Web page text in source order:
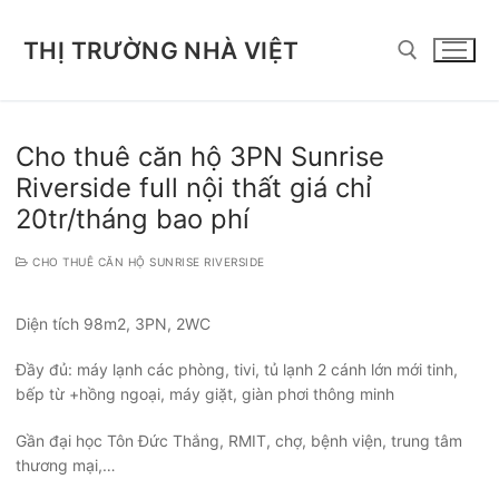
THỊ TRƯỜNG NHÀ VIỆT
Cho thuê căn hộ 3PN Sunrise
Riverside full nội thất giá chỉ
20tr/tháng bao phí
CHO THUÊ CĂN HỘ SUNRISE RIVERSIDE
Diện tích 98m2, 3PN, 2WC
Đầy đủ: máy lạnh các phòng, tivi, tủ lạnh 2 cánh lớn mới tinh,
bếp từ +hồng ngoại, máy giặt, giàn phơi thông minh
Gần đại học Tôn Đức Thắng, RMIT, chợ, bệnh viện, trung tâm
thương mại,…